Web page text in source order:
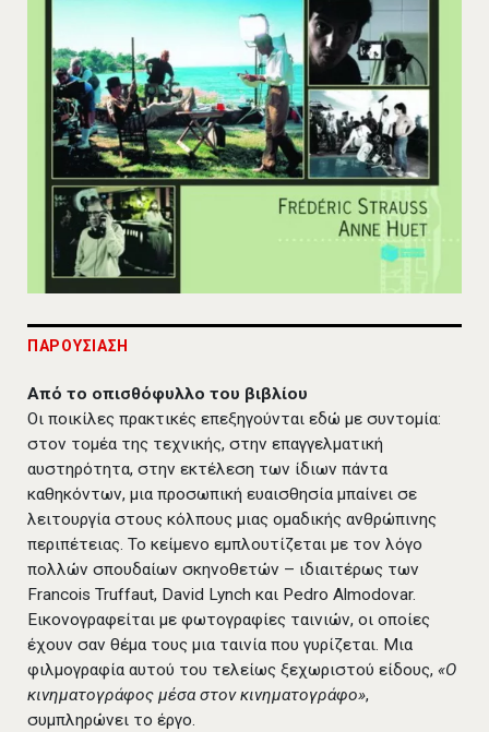
ΠΑΡΟΥΣΙΑΣΗ
Από το οπισθόφυλλο του βιβλίου
Οι ποικίλες πρακτικές επεξηγούνται εδώ με συντομία:
στον τομέα της τεχνικής, στην επαγγελματική
αυστηρότητα, στην εκτέλεση των ίδιων πάντα
καθηκόντων, μια προσωπική ευαισθησία μπαίνει σε
λειτουργία στους κόλπους μιας ομαδικής ανθρώπινης
περιπέτειας. Το κείμενο εμπλουτίζεται με τον λόγο
πολλών σπουδαίων σκηνοθετών – ιδιαιτέρως των
Francois Truffaut, David Lynch και Pedro Almodovar.
Εικονογραφείται με φωτογραφίες ταινιών, οι οποίες
έχουν σαν θέμα τους μια ταινία που γυρίζεται. Μια
φιλμογραφία αυτού του τελείως ξεχωριστού είδους, «Ο
κινηματογράφος μέσα στον κινηματογράφο»,
συμπληρώνει το έργο.